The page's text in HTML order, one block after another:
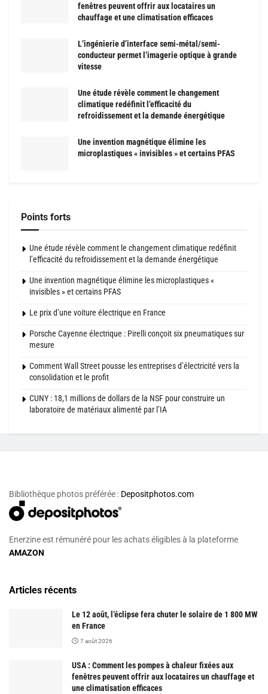
fenêtres peuvent offrir aux locataires un
chauffage et une climatisation efficaces
L’ingénierie d’interface semi-métal/semi-
conducteur permet l’imagerie optique à grande
vitesse
Une étude révèle comment le changement
climatique redéfinit l’efficacité du
refroidissement et la demande énergétique
Une invention magnétique élimine les
microplastiques « invisibles » et certains PFAS
Points forts
Une étude révèle comment le changement climatique redéfinit
l’efficacité du refroidissement et la demande énergétique
Une invention magnétique élimine les microplastiques «
invisibles » et certains PFAS
Le prix d’une voiture électrique en France
Porsche Cayenne électrique : Pirelli conçoit six pneumatiques sur
mesure
Comment Wall Street pousse les entreprises d’électricité vers la
consolidation et le profit
CUNY : 18,1 millions de dollars de la NSF pour construire un
laboratoire de matériaux alimenté par l’IA
Bibliothèque photos préférée : Depositphotos.com
Enerzine est rémunéré pour les achats éligibles à la plateforme
AMAZON
Articles récents
Le 12 août, l’éclipse fera chuter le solaire de 1 800 MW
en France
7 août 2026
USA : Comment les pompes à chaleur fixées aux
fenêtres peuvent offrir aux locataires un chauffage et
une climatisation efficaces